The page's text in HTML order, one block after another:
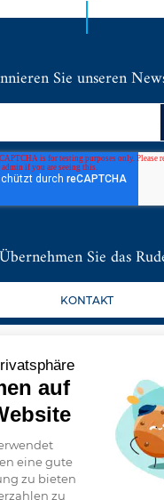
auf
eine gute
zu bieten
zu
Sie unseren
Übernehmen Sie das
KONTAKT
Sie unseren